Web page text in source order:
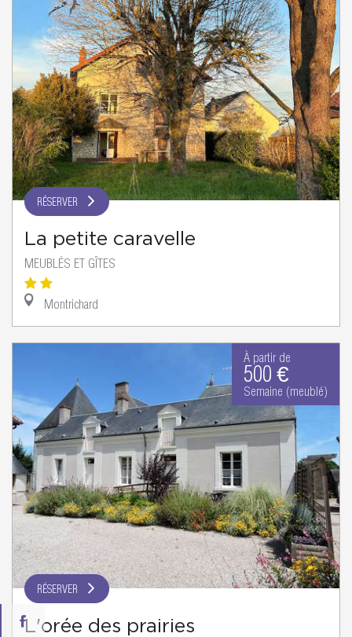
RÉSERVER
La petite caravelle
MEUBLÉS ET GÎTES
Montrichard
À partir de
500 €
Semaine (meublé)
RÉSERVER
L'orée des prairies